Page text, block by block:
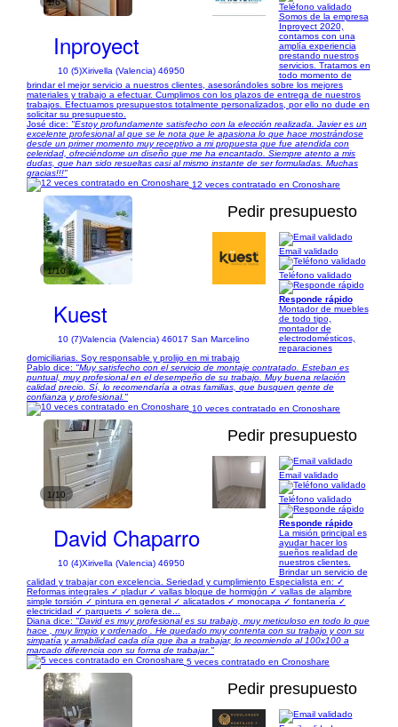
Inproyect
10 (5)Xirivella (Valencia) 46950
Teléfono validado
Somos de la empresa
Inproyect 2020,
contamos con una
amplía experiencia
prestando nuestros
servicios. Tratamos en
todo momento de
brindar el mejor servicio a nuestros clientes, asesorándoles sobre los mejores
materiales y trabajo a efectuar. Cumplimos con los plazos de entrega de nuestros
trabajos. Efectuamos presupuestos totalmente personalizados, por ello no dude en
solicitar su presupuesto.
José dice: "Estoy profundamente satisfecho con la elección realizada. Javier es un
excelente profesional al que se le nota que le apasiona lo que hace mostrándose
desde un primer momento muy receptivo a mi propuesta que fue atendida con
celeridad, ofreciéndome un diseño que me ha encantado. Siempre atento a mis
dudas, que han sido resueltas casi al mismo instante de ser formuladas. Muchas
gracias!!!"
12 veces contratado en Cronoshare
1/10
Pedir presupuesto
Kuest
10 (7)Valencia (Valencia) 46017 San Marcelino
Email validado
Teléfono validado
Responde rápido
Montador de muebles
de todo tipo,
montador de
electrodomésticos,
reparaciones
domiciliarias. Soy responsable y prolijo en mi trabajo
Pablo dice: "Muy satisfecho con el servicio de montaje contratado. Esteban es
puntual, muy profesional en el desempeño de su trabajo. Muy buena relación
calidad precio. Sí, lo recomendaría a otras familias, que busquen gente de
confianza y profesional."
10 veces contratado en Cronoshare
1/10
Pedir presupuesto
David Chaparro
10 (4)Xirivella (Valencia) 46950
Email validado
Teléfono validado
Responde rápido
La misión principal es
ayudar hacer los
sueños realidad de
nuestros clientes.
Brindar un servicio de
calidad y trabajar con excelencia. Seriedad y cumplimiento Especialista en: ✓
Reformas integrales ✓ pladur ✓ vallas bloque de hormigón ✓ vallas de alambre
simple torsión ✓ pintura en general ✓ alicatados ✓ monocapa ✓ fontanería ✓
electricidad ✓ parquets ✓ solera de...
Diana dice: "David es muy profesional es su trabajo, muy meticuloso en todo lo que
hace , muy limpio y ordenado . He quedado muy contenta con su trabajo y con su
simpatía y amabilidad cada día que iba a trabajar, lo recomiendo al 100x100 a
marcado diferencia con su forma de trabajar."
5 veces contratado en Cronoshare
Pedir presupuesto